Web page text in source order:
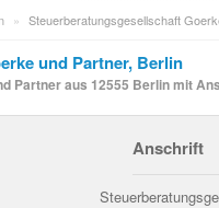
» Steuerberatungsgesellschaft
und Partner, Berlin
Partner aus 12555 Berlin mit
Anschrift